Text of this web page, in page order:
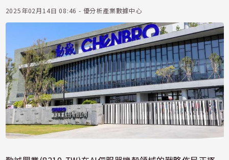
2025年02月14日 08:46 - 優分析產業數據中心